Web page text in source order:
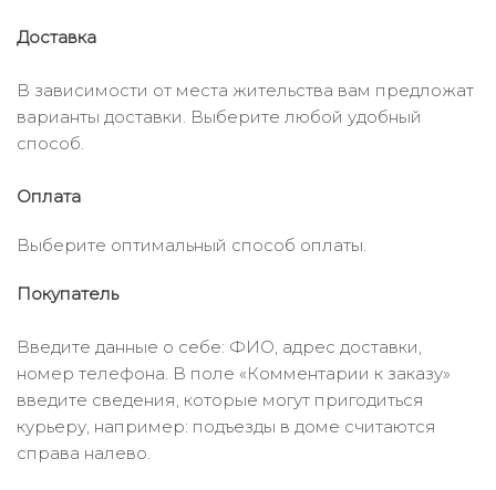
Доставка
В зависимости от места жительства вам предложат
варианты доставки. Выберите любой удобный
способ.
Оплата
Выберите оптимальный способ оплаты.
Покупатель
Введите данные о себе: ФИО, адрес доставки,
номер телефона. В поле «Комментарии к заказу»
введите сведения, которые могут пригодиться
курьеру, например: подъезды в доме считаются
справа налево.